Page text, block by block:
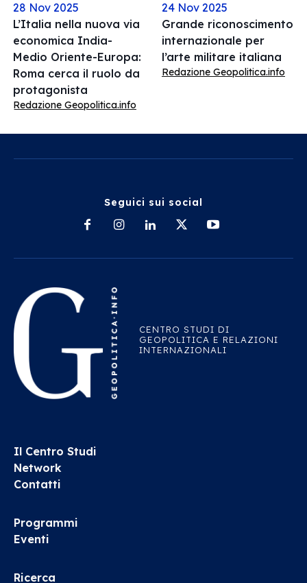
28 Nov 2025
L’Italia nella nuova via
economica India-
Medio Oriente-Europa:
Roma cerca il ruolo da
protagonista
Redazione Geopolitica.info
24 Nov 2025
Grande riconoscimento
internazionale per
l’arte militare italiana
Redazione Geopolitica.info
Seguici sui social
CENTRO STUDI DI
GEOPOLITICA E RELAZIONI
INTERNAZIONALI
Il Centro Studi
Network
Contatti
Programmi
Eventi
Ricerca